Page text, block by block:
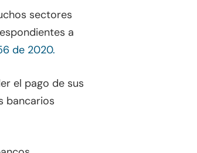
sectores
a
de 2020.
el pago de sus
bancarios